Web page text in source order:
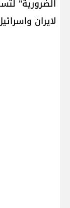
الضرورية"
لايران